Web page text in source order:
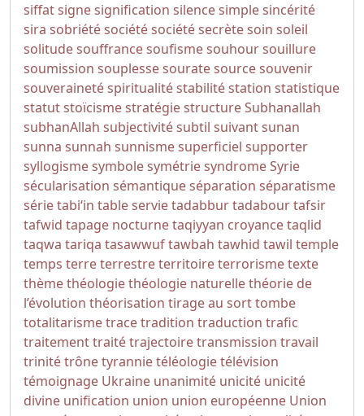
siffatsignesignification silencesimplesincérité
sira sobriétésociétésociété secrètesoin soleil
solitudesouffrancesoufismesouhoursouillure
soumission souplessesouratesourcesouvenir
souverainetéspiritualitéstabilitéstation statistique
statutstoïcismestratégiestructureSubhanallah
subhanAllah subjectivitésubtil suivantsunan
sunna sunnah sunnismesuperficiel supporter
syllogismesymbolesymétriesyndromeSyrie
sécularisation sémantiqueséparation séparatisme
sérietabi‘in table servietadabburtadabourtafsir
tafwid tapage nocturnetaqiyyan croyancetaqlid
taqwa tariqa tasawwuftawbah tawhid tawil temple
temps terreterrestreterritoireterrorismetexte
thèmethéologiethéologie naturellethéorie de
l’évolution théorisation tirage au sorttombe
totalitarismetracetradition traduction trafic
traitementtraitétrajectoiretransmission travail
trinitétrônetyrannietéléologietélévision
témoignage Ukraine unanimité unicité unicité
divine unification union union européenne Union